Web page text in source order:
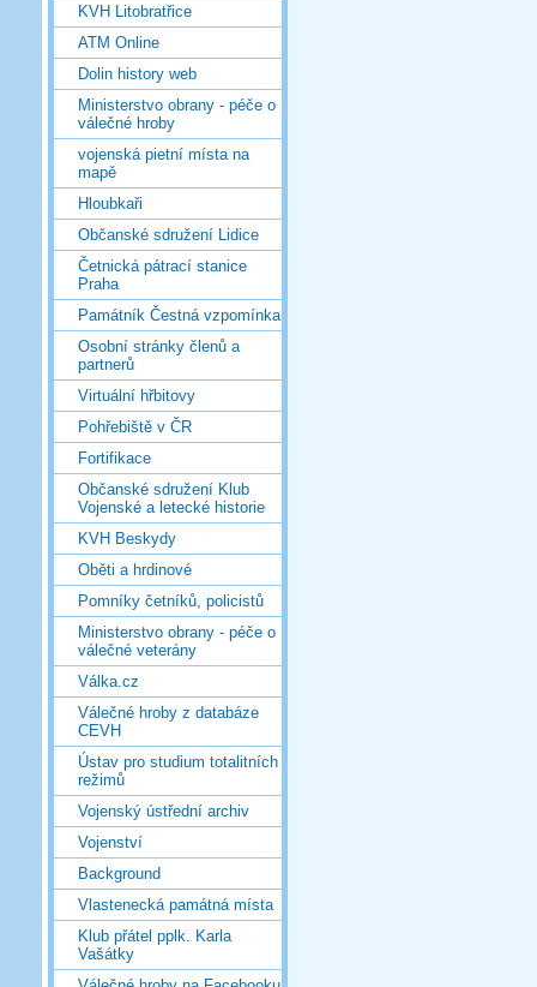
KVH Litobratřice
ATM Online
Dolin history web
Ministerstvo obrany - péče o
válečné hroby
vojenská pietní místa na
mapě
Hloubkaři
Občanské sdružení Lidice
Četnická pátrací stanice
Praha
Památník Čestná vzpomínka
Osobní stránky členů a
partnerů
Virtuální hřbitovy
Pohřebiště v ČR
Fortifikace
Občanské sdružení Klub
Vojenské a letecké historie
KVH Beskydy
Oběti a hrdinové
Pomníky četníků, policistů
Ministerstvo obrany - péče o
válečné veterány
Válka.cz
Válečné hroby z databáze
CEVH
Ústav pro studium totalitních
režimů
Vojenský ústřední archiv
Vojenství
Background
Vlastenecká památná místa
Klub přátel pplk. Karla
Vašátky